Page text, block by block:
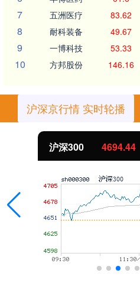
7 五洲医疗 83.62
8 耐科装备 49.67
9 一博科技 53.33
10 方邦股份 146.16
沪深京行情 实时轮播
北证50 1134.24